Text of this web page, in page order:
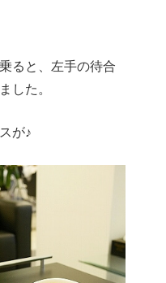
ると、左手の待合
した。
が♪